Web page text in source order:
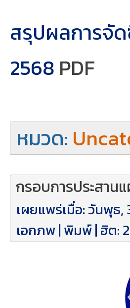
สรุปผลการจั
2568 PDF
หมวด:
กรอบการประสา
เผยแพร่เมื่อ: วันพุธ
เอกภพ|พิมพ์| ฮิต: